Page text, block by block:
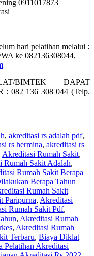
0911017873
hari pelatihan melalui :
ke 082136308044,
BIMTEK DAPAT
082 136 308 044 (Telp.
, akreditasi rs adalah pdf,
rs hermina, akreditasi rs
Akreditasi Rumah Sakit,
Rumah Sakit Adalah,
Rumah Sakit Berapa
Berapa Tahun
Rumah Sakit
Paripurna, Akreditasi
Rumah Sakit Pdf,
, Akreditasi Rumah
, Akreditasi Rumah
Terbaru, Biaya Diklat
Pelatihan Akreditasi